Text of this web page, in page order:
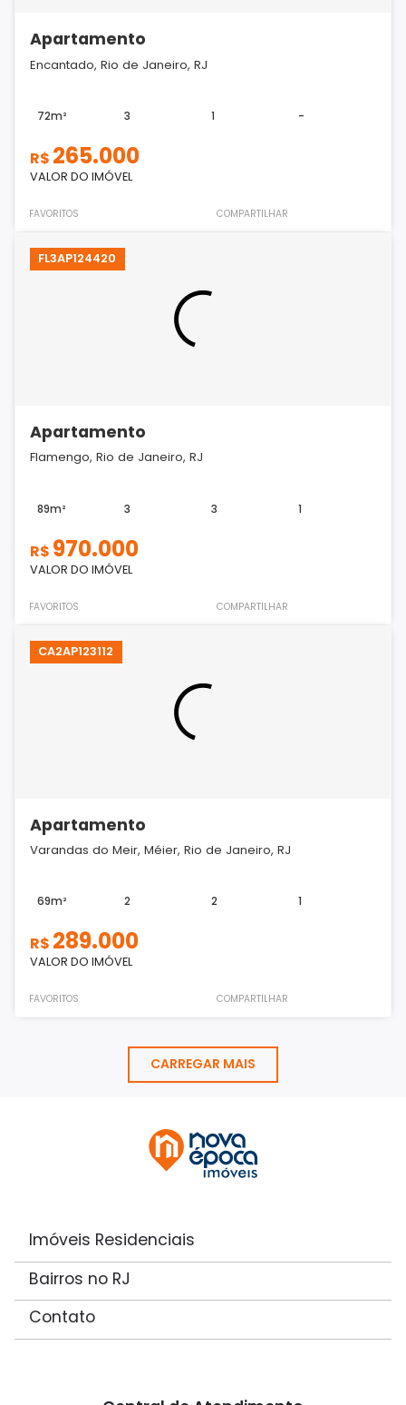
Apartamento
Encantado, Rio de Janeiro, RJ
72m² 3 1 -
R$ 265.000
VALOR DO IMÓVEL
FAVORITOS COMPARTILHAR
FL3AP124420
Apartamento
Flamengo, Rio de Janeiro, RJ
89m² 3 3 1
R$ 970.000
VALOR DO IMÓVEL
FAVORITOS COMPARTILHAR
CA2AP123112
Apartamento
Varandas do Meir, Méier, Rio de Janeiro, RJ
69m² 2 2 1
R$ 289.000
VALOR DO IMÓVEL
FAVORITOS COMPARTILHAR
CARREGAR MAIS
Imóveis Residenciais
Bairros no RJ
Contato